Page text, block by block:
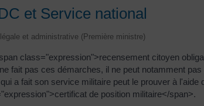
et Service national
et administrative (Première ministre)
class="expression">recensement citoyen
fait pas ces démarches, il ne peut notamment
a fait son service militaire peut le prouver à
de position militaire</span>.